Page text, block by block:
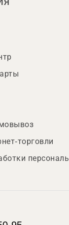
торговли